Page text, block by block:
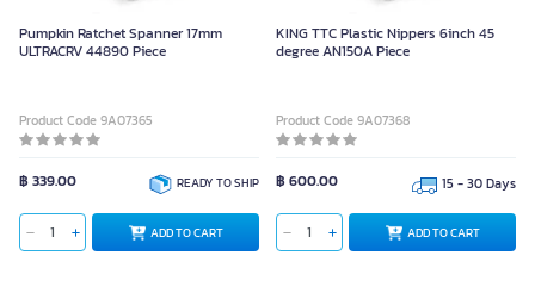
Pumpkin Ratchet Spanner 17mm
ULTRACRV 44890 Piece
Product Code 9A07365
฿ 339.00 READY TO SHIP
ADD TO CART
KING TTC Plastic Nippers 6inch 45
degree AN150A Piece
Product Code 9A07368
฿ 600.00 15 - 30 Days
ADD TO CART